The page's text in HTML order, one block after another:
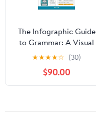
The Infographic Guide
to Grammar: A Visual
Reference for
Everything You Need to
Know (Infographic
Guide Series)
★★★★☆ (30)
$90.00